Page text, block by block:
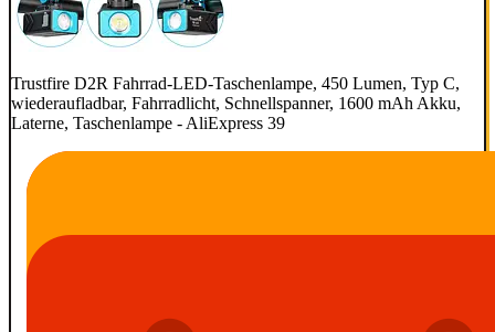
Trustfire D2R Fahrrad-LED-Taschenlampe, 450 Lumen, Typ C,
wiederaufladbar, Fahrradlicht, Schnellspanner, 1600 mAh Akku,
Laterne, Taschenlampe - AliExpress 39